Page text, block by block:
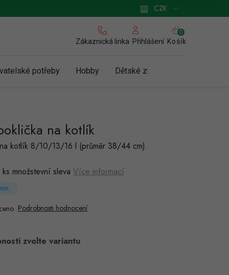
Zásady používání cookies
CZK
Zákaznická linka Přihlášení
NÁKUPNÍ
KOŠÍK
Košík
potřeby Hobby Dětské zboží a hračky
na kotlík
kotlík 8/10/13/16 l (průměr 38/44 cm).
množstevní sleva Více informací
Podrobnosti hodnocení
zvolte variantu